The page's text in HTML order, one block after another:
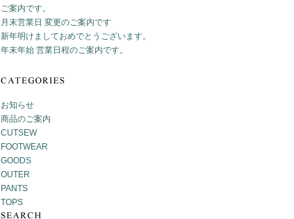
ご案内です。
月末営業日 変更のご案内です
新年明けましておめでとうございます。
年末年始 営業日程のご案内です。
お知らせ
商品のご案内
CUTSEW
FOOTWEAR
GOODS
OUTER
PANTS
TOPS